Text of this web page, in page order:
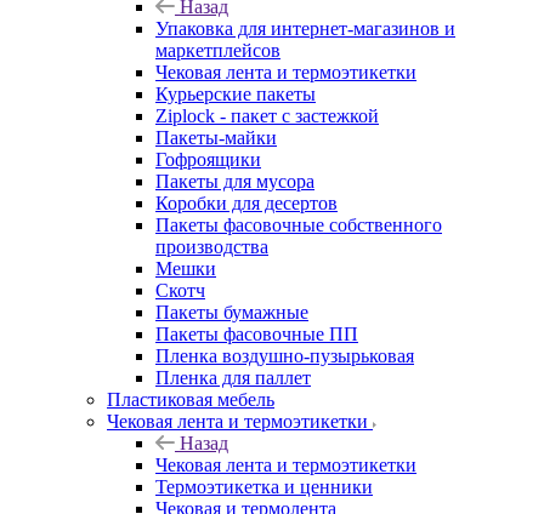
Назад
Упаковка для интернет-магазинов и
маркетплейсов
Чековая лента и термоэтикетки
Курьерские пакеты
Ziplock - пакет с застежкой
Пакеты-майки
Гофроящики
Пакеты для мусора
Коробки для десертов
Пакеты фасовочные собственного
производства
Мешки
Скотч
Пакеты бумажные
Пакеты фасовочные ПП
Пленка воздушно-пузырьковая
Пленка для паллет
Пластиковая мебель
Чековая лента и термоэтикетки
Назад
Чековая лента и термоэтикетки
Термоэтикетка и ценники
Чековая и термолента